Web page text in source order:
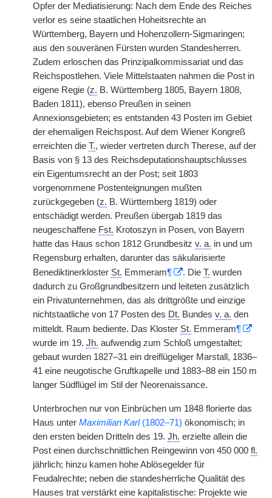
Opfer der Mediatisierung: Nach dem Ende des Reiches
verlor es seine staatlichen Hoheitsrechte an
Württemberg, Bayern und Hohenzollern-Sigmaringen;
aus den souveränen Fürsten wurden Standesherren.
Zudem erloschen das Prinzipalkommissariat und das
Reichspostlehen. Viele Mittelstaaten nahmen die Post in
eigene Regie (z. B. Württemberg 1805, Bayern 1808,
Baden 1811), ebenso Preußen in seinen
Annexionsgebieten; es entstanden 43 Posten im Gebiet
der ehemaligen Reichspost. Auf dem Wiener Kongreß
erreichten die T., wieder vertreten durch Therese, auf der
Basis von § 13 des Reichsdeputationshauptschlusses
ein Eigentumsrecht an der Post; seit 1803
vorgenommene Postenteignungen mußten
zurückgegeben (z. B. Württemberg 1819) oder
entschädigt werden. Preußen übergab 1819 das
neugeschaffene Fst. Krotoszyn in Posen, von Bayern
hatte das Haus schon 1812 Grundbesitz v. a. in und um
Regensburg erhalten, darunter das säkularisierte
Benediktinerkloster St. Emmeram¶ . Die T. wurden
dadurch zu Großgrundbesitzern und leiteten zusätzlich
ein Privatunternehmen, das als drittgrößte und einzige
nichtstaatliche von 17 Posten des Dt. Bundes v. a. den
mitteldt. Raum bediente. Das Kloster St. Emmeram¶
wurde im 19. Jh. aufwendig zum Schloß umgestaltet;
gebaut wurden 1827–31 ein dreiflügeliger Marstall, 1836–
41 eine neugotische Gruftkapelle und 1883–88 ein 150 m
langer Südflügel im Stil der Neorenaissance.
Unterbrochen nur von Einbrüchen um 1848 florierte das
Haus unter Maximilian Karl(1802–71) ökonomisch; in
den ersten beiden Dritteln des 19. Jh. erzielte allein die
Post einen durchschnittlichen Reingewinn von 450 000 fl.
jährlich; hinzu kamen hohe Ablösegelder für
Feudalrechte; neben die standesherrliche Qualität des
Hauses trat verstärkt eine kapitalistische: Projekte wie